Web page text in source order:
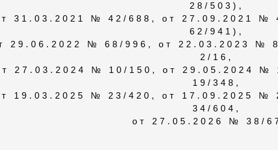
28/503),
31.03.2021 № 42/688, от 27.09.2021 №
62/941),
29.06.2022 № 68/996, от 22.03.2023 №
2/16,
27.03.2024 № 10/150, от 29.05.2024 №
19/348,
19.03.2025 № 23/420, от 17.09.2025 №
34/604,
от 27.05.2026 № 38/